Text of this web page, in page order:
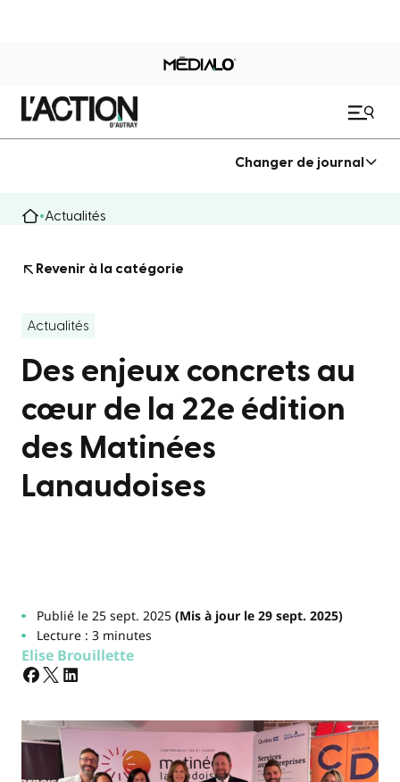
Changer de journal
Actualités
Revenir à la catégorie
Actualités
Des enjeux concrets au
cœur de la 22e édition
des Matinées
Lanaudoises
Publié le 25 sept. 2025(Mis à jour le 29 sept. 2025)
Lecture : 3 minutes
Elise Brouillette